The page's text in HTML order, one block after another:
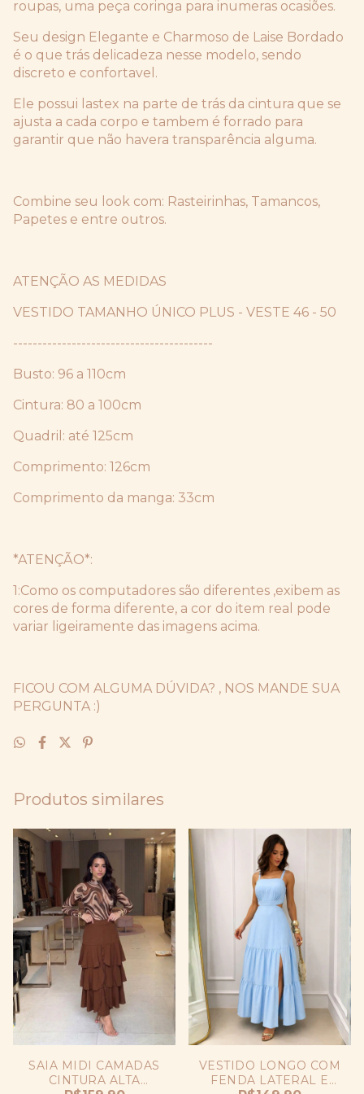
roupas, uma peça coringa para inumeras ocasiões.
Seu design Elegante e Charmoso de Laise Bordado
é o que trás delicadeza nesse modelo, sendo
discreto e confortavel.
Ele possui lastex na parte de trás da cintura que se
ajusta a cada corpo e tambem é forrado para
garantir que não havera transparência alguma.
Combine seu look com: Rasteirinhas, Tamancos,
Papetes e entre outros.
ATENÇÃO AS MEDIDAS
VESTIDO TAMANHO ÚNICO PLUS - VESTE 46 - 50
-----------------------------------------
Busto: 96 a 110cm
Cintura: 80 a 100cm
Quadril: até 125cm
Comprimento: 126cm
Comprimento da manga: 33cm
*ATENÇÃO*:
1:Como os computadores são diferentes ,exibem as
cores de forma diferente, a cor do item real pode
variar ligeiramente das imagens acima.
FICOU COM ALGUMA DÚVIDA? , NOS MANDE SUA
PERGUNTA :)
Produtos similares
SAIA MIDI CAMADAS
CINTURA ALTA
VESTIDO LONGO COM
FENDA LATERAL E